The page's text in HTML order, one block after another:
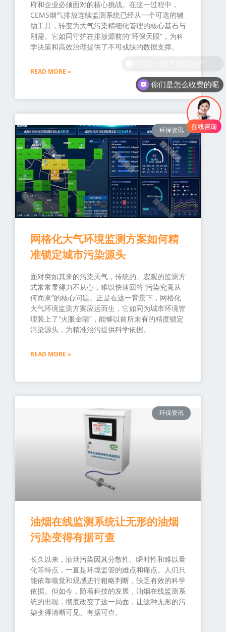
府和企业必须面对的核心挑战。在这一过程中，
CEMS烟气排放连续监测系统已经从一个可选的辅
助工具，转变为大气污染精细化管理的核心基石与
刚需。它如同守护在排放源前的“环保天眼”，为科
学决策和高效治理提供了不可或缺的数据支撑。
READ MORE »
环保资讯
网格化大气环境监测方案如何精
准锁定城市污染源头
面对突如其来的污染天气，传统的、宏观的监测方
式常常显得力不从心，难以快速回答“污染究竟从
何而来”的核心问题。正是在这一背景下，网格化
大气环境监测方案应运而生，它如同为城市环境管
理装上了“火眼金睛”，能够以前所未有的精度锁定
污染源头，为精准治污提供科学依据。
READ MORE »
环保资讯
油烟在线监测系统让无形的油烟
污染变得有据可查
长久以来，油烟污染因其分散性、瞬时性和难以量
化等特点，一直是环境监管的难点和痛点。人们只
能依靠嗅觉和观感进行粗略判断，缺乏有效的科学
依据。但如今，随着科技的发展，油烟在线监测系
统的出现，彻底改变了这一局面，让这种无形的污
染变得清晰可见、有据可查。
你们是怎么收费的呢